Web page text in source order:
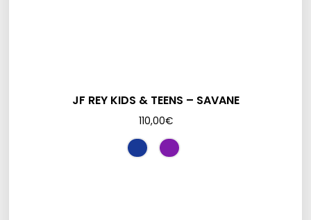
JF REY KIDS & TEENS – SAVANE
110,00€